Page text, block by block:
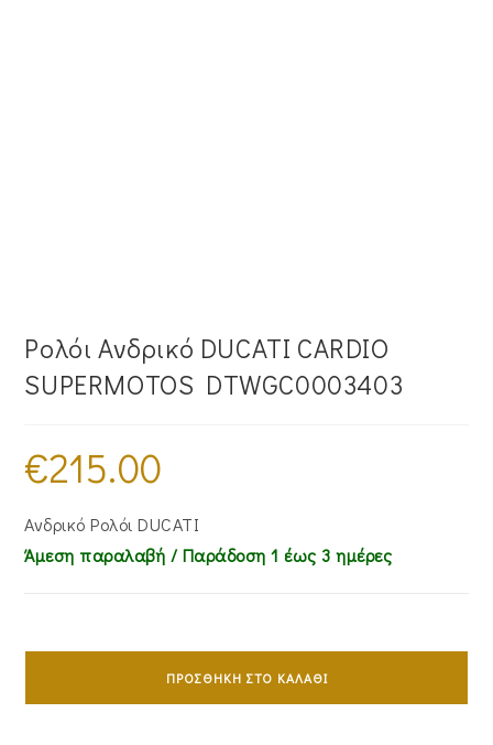
Ρολόι Ανδρικό DUCATI CARDIO
SUPERMOTOS DTWGC0003403
€215.00
Ανδρικό Ρολόι DUCATI
Άμεση παραλαβή / Παράδoση 1 έως 3 ημέρες
Ρολόι
DUCATI
ΠΡΟΣΘΉΚΗ ΣΤΟ ΚΑΛΆΘΙ